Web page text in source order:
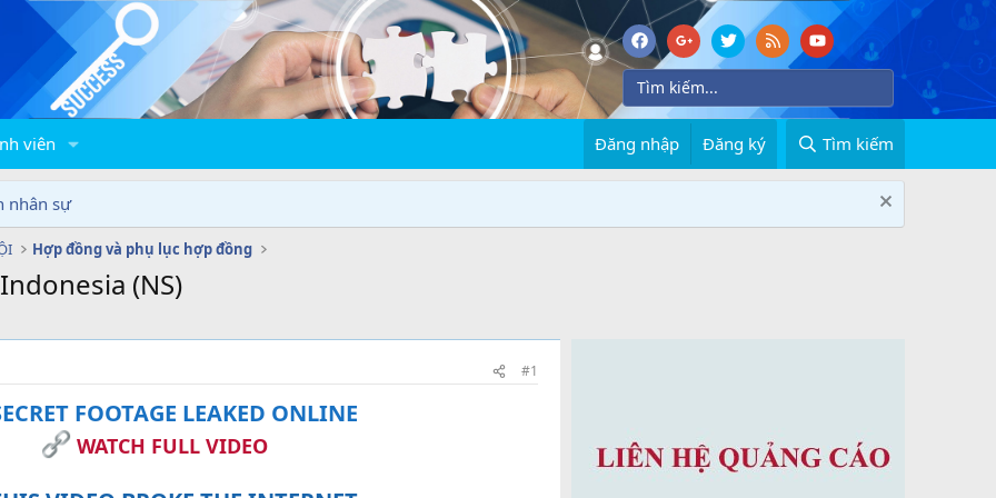
viên Đăng nhập Đăng ký Tìm kiếm
nhân sự
Hợp đồng và phụ lục hợp đồng
(NS)
#1
FOOTAGE LEAKED ONLINE
WATCH FULL VIDEO